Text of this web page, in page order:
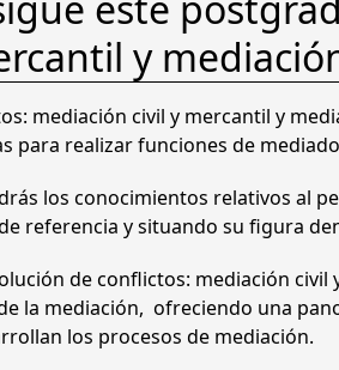
i
c
t
o
s
M
e
i
a
c
y
mediación civil y mercantil y
para realizar funciones de
los conocimientos relativos al
referencia y situando su figura
de conflictos: mediación
la mediación, ofreciendo una
los procesos de mediación.